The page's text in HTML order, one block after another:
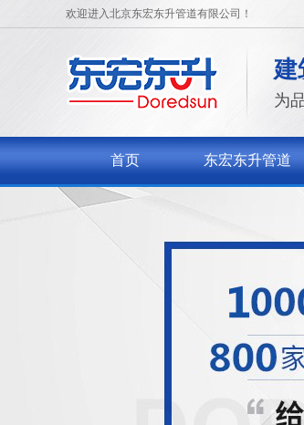
欢迎进入北京东宏东升管道有限公司！
建
为
首页 东宏东升管道